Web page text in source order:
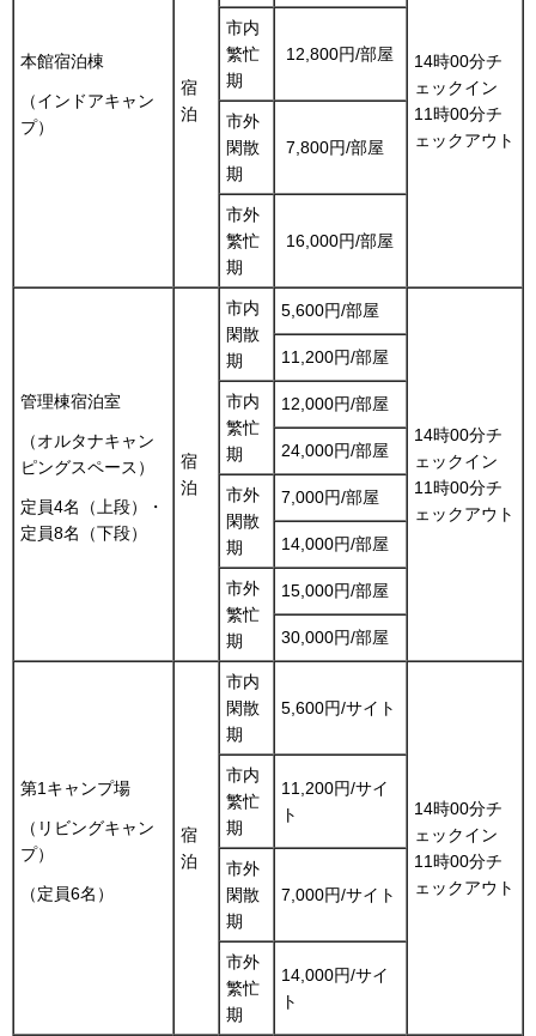
本館宿泊棟
（インドアキャン
プ）
宿
泊
14時00分チ
ェックイン
11時00分チ
ェックアウト
市内
繁忙
期
12,800円/部屋
市外
閑散
期
7,800円/部屋
市外
繁忙
期
16,000円/部屋
管理棟宿泊室
（オルタナキャン
ピングスペース）
定員4名（上段）・
定員8名（下段）
宿
泊
市内
閑散
期
5,600円/部屋
14時00分チ
ェックイン
11時00分チ
ェックアウト
11,200円/部屋
市内
繁忙
期
12,000円/部屋
24,000円/部屋
市外
閑散
期
7,000円/部屋
14,000円/部屋
市外
繁忙
期
15,000円/部屋
30,000円/部屋
第1キャンプ場
（リビングキャン
プ）
（定員6名）
宿
泊
市内
閑散
期
5,600円/サイト
14時00分チ
ェックイン
11時00分チ
ェックアウト
市内
繁忙
期
11,200円/サイ
ト
市外
閑散
期
7,000円/サイト
市外
繁忙
期
14,000円/サイ
ト